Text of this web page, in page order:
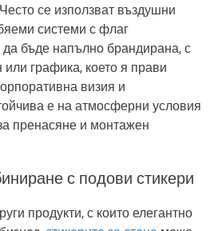
се използват въздушни
системи с флаг
бъде напълно брандирана, с
графика, което я прави
визия и
е на атмосферни условия
пренасяне и монтажен
с подови стикери
продукти, с които елегантно